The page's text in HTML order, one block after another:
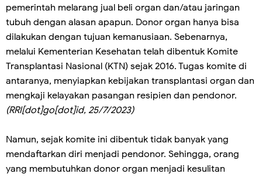
pemerintah melarang jual beli organ dan/atau jaringan
tubuh dengan alasan apapun. Donor organ hanya bisa
dilakukan dengan tujuan kemanusiaan. Sebenarnya,
melalui Kementerian Kesehatan telah dibentuk Komite
Transplantasi Nasional (KTN) sejak 2016. Tugas komite di
antaranya, menyiapkan kebijakan transplantasi organ dan
mengkaji kelayakan pasangan resipien dan pendonor.
(RRI[dot]go[dot]id, 25/7/2023)
Namun, sejak komite ini dibentuk tidak banyak yang
mendaftarkan diri menjadi pendonor. Sehingga, orang
yang membutuhkan donor organ menjadi kesulitan